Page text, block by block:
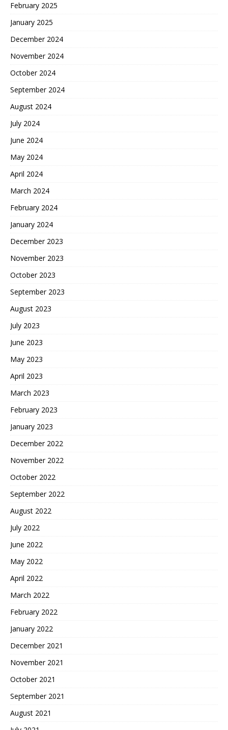
February 2025
January 2025
December 2024
November 2024
October 2024
September 2024
August 2024
July 2024
June 2024
May 2024
April 2024
March 2024
February 2024
January 2024
December 2023
November 2023
October 2023
September 2023
August 2023
July 2023
June 2023
May 2023
April 2023
March 2023
February 2023
January 2023
December 2022
November 2022
October 2022
September 2022
August 2022
July 2022
June 2022
May 2022
April 2022
March 2022
February 2022
January 2022
December 2021
November 2021
October 2021
September 2021
August 2021